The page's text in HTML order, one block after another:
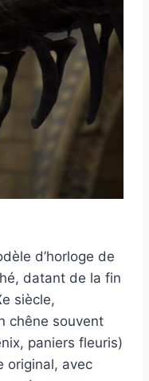
d’horloge de
datant de la fin
siècle,
chêne souvent
paniers fleuris)
original, avec